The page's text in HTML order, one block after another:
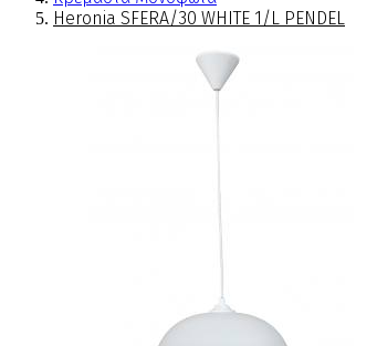
Heronia SFERA/30 WHITE 1/L PENDEL